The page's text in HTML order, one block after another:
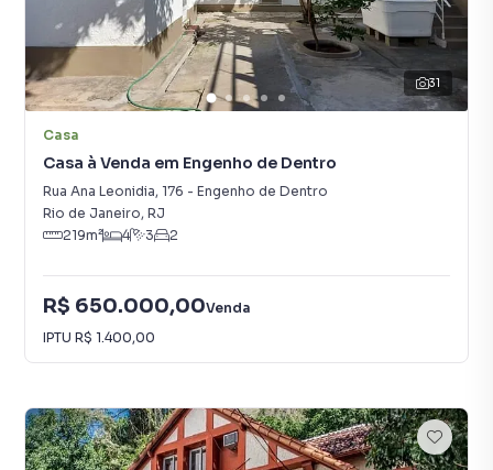
31
Casa
Casa à Venda em Engenho de Dentro
Rua Ana Leonidia, 176 - Engenho de Dentro
Rio de Janeiro, RJ
219m² 4 3 2
R$ 650.000,00Venda
IPTU R$ 1.400,00